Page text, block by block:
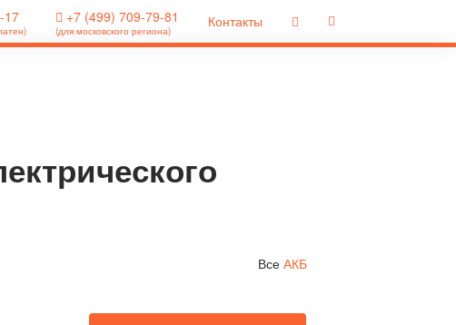
17 +7 (499) 709-79-81
(для московского региона)
Контакты
Все АКБ